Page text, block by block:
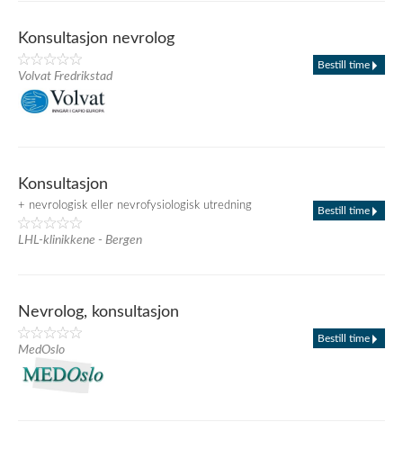
Konsultasjon nevrolog
Volvat Fredrikstad
Bestill time
Konsultasjon
+ nevrologisk eller nevrofysiologisk utredning
LHL-klinikkene - Bergen
Bestill time
Nevrolog, konsultasjon
MedOslo
Bestill time